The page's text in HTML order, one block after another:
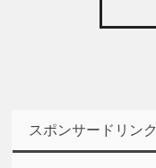
スポンサードリンク